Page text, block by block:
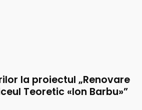
la proiectul „Renovare
Teoretic «Ion Barbu»”